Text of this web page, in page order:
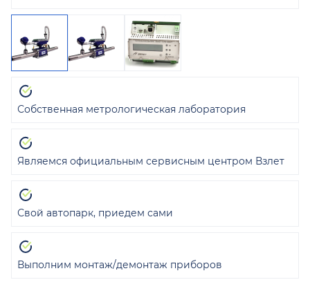
Собственная метрологическая лаборатория
Являемся официальным сервисным центром Взлет
Свой автопарк, приедем сами
Выполним монтаж/демонтаж приборов